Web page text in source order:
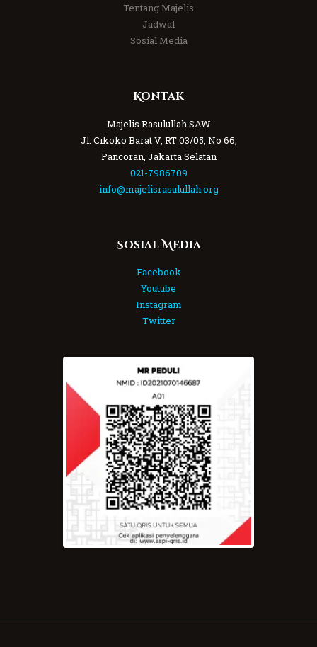
Tentang Majelis
Jadwal
Sosial Media
Kontak
Majelis Rasulullah SAW
Jl. Cikoko Barat V, RT 03/05, No 66,
Pancoran, Jakarta Selatan
021-7986709
info@majelisrasulullah.org
Sosial Media
Facebook
Youtube
Instagram
Twitter